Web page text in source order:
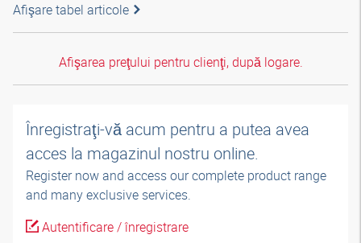
Afişare tabel articole
Afişarea preţului pentru clienţi, după logare.
Înregistraţi-vă acum pentru a putea avea
acces la magazinul nostru online.
Register now and access our complete product range
and many exclusive services.
Autentificare / înregistrare